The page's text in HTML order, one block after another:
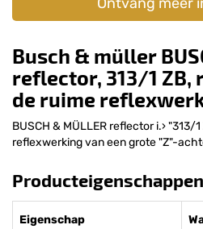
Busch & müller
reflector, 313/1 ZB,
de ruime
BUSCH & MÜLLER reflector i.› "313/
reflexwerking van een grote "Z"-
Producteigenschappen
Eigenschap